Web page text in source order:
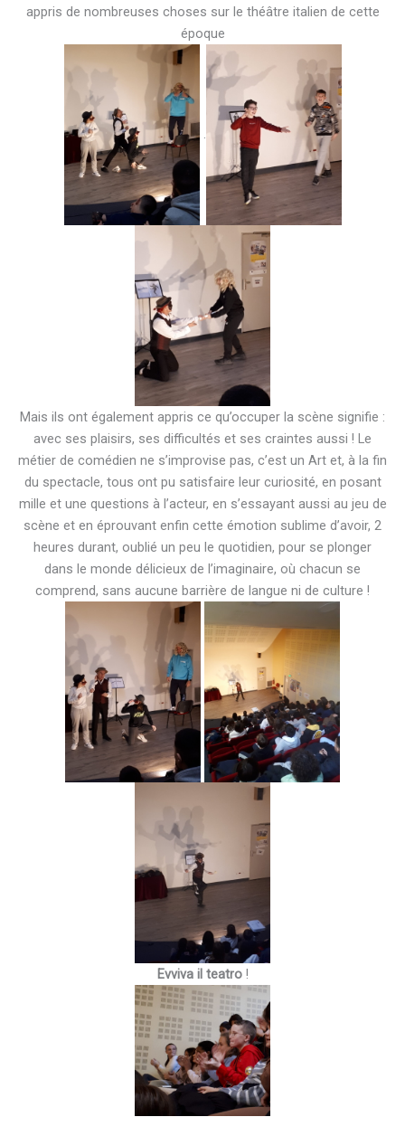
appris de nombreuses choses sur le théâtre italien de cette
époque
.
Mais ils ont également appris ce qu’occuper la scène signifie :
avec ses plaisirs, ses difficultés et ses craintes aussi ! Le
métier de comédien ne s’improvise pas, c’est un Art et, à la fin
du spectacle, tous ont pu satisfaire leur curiosité, en posant
mille et une questions à l’acteur, en s’essayant aussi au jeu de
scène et en éprouvant enfin cette émotion sublime d’avoir, 2
heures durant, oublié un peu le quotidien, pour se plonger
dans le monde délicieux de l’imaginaire, où chacun se
comprend, sans aucune barrière de langue ni de culture !
Evviva il teatro !